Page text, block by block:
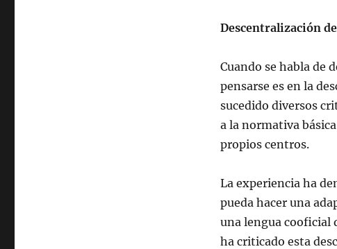
Descentralización
Cuando se habla de
pensarse es en la
sucedido diversos
a la normativa
propios centros.
La experiencia ha
pueda hacer una
una lengua cooficial
ha criticado esta